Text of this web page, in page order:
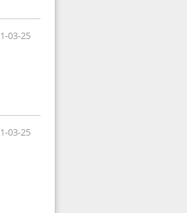
03-25
03-25